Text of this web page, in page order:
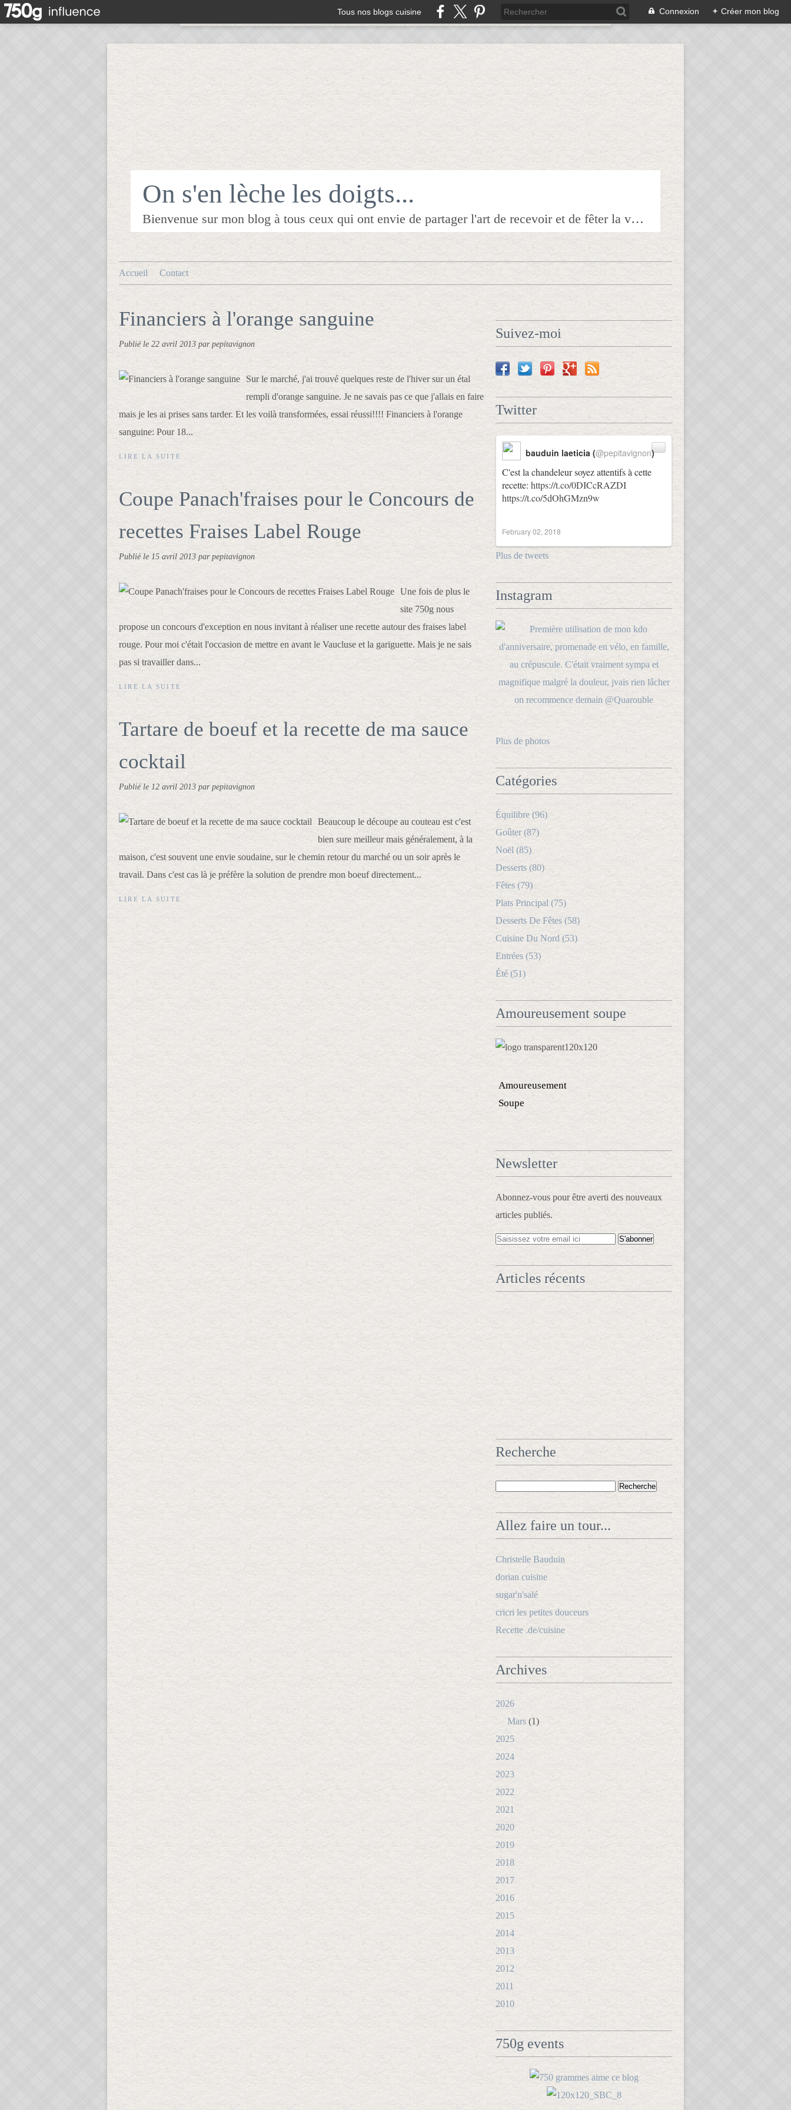
Tous nos blogs cuisine Connexion + Créer mon blog
On s'en lèche les doigts...
Bienvenue sur mon blog à tous ceux qui ont envie de partager l'art de recevoir et de fêter la veille le lendemain.Pour tous les épicuriens, hédonistes et autres amoureux de la bonne chair!!!!j'espère que vous trouverez mes astuces et mes recettes amusantes et que vous prendrez plaisir à les réaliser.n'hésitez surtout pas à me laisser vos réactions ou vos suggestions pour que tout le monde en profite!!!allez maintenant tous à table!!! Pepitavignon.
Accueil Contact
Financiers à l'orange sanguine
Publié le 22 avril 2013 par pepitavignon
Sur le marché, j'ai trouvé quelques reste de l'hiver sur un étal
rempli d'orange sanguine. Je ne savais pas ce que j'allais en faire
mais je les ai prises sans tarder. Et les voilà transformées, essai réussi!!!! Financiers à l'orange
sanguine: Pour 18...
LIRE LA SUITE
Coupe Panach'fraises pour le Concours de
recettes Fraises Label Rouge
Publié le 15 avril 2013 par pepitavignon
Une fois de plus le
site 750g nous
propose un concours d'exception en nous invitant à réaliser une recette autour des fraises label
rouge. Pour moi c'était l'occasion de mettre en avant le Vaucluse et la gariguette. Mais je ne sais
pas si travailler dans...
LIRE LA SUITE
Tartare de boeuf et la recette de ma sauce
cocktail
Publié le 12 avril 2013 par pepitavignon
Beaucoup le découpe au couteau est c'est
bien sure meilleur mais généralement, à la
maison, c'est souvent une envie soudaine, sur le chemin retour du marché ou un soir après le
travail. Dans c'est cas là je préfère la solution de prendre mon boeuf directement...
LIRE LA SUITE
Suivez-moi
Twitter
C'est la chandeleur soyez attentifs à cette
recette: https://t.co/0DICcRAZDI
https://t.co/5dOhGMzn9w
bauduin laeticia (@pepitavignon)
February 02, 2018
Plus de tweets
Instagram
Plus de photos
Catégories
Équilibre (96)
Goûter (87)
Noël (85)
Desserts (80)
Fêtes (79)
Plats Principal (75)
Desserts De Fêtes (58)
Cuisine Du Nord (53)
Entrées (53)
Été (51)
Amoureusement soupe
Amoureusement
Soupe
Newsletter
Abonnez-vous pour être averti des nouveaux
articles publiés.
Articles récents
Recherche
Allez faire un tour...
Christelle Bauduin
dorian cuisine
sugar'n'salé
cricri les petites douceurs
Recette .de/cuisine
Archives
2026
Mars (1)
2025
2024
2023
2022
2021
2020
2019
2018
2017
2016
2015
2014
2013
2012
2011
2010
750g events